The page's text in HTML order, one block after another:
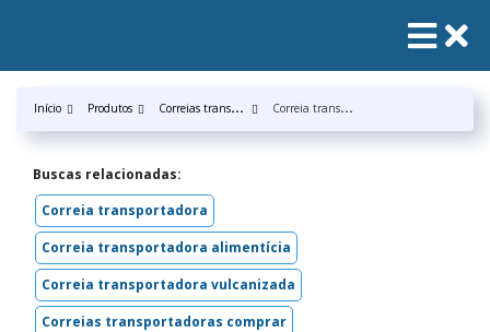
Início Produtos C
orreias transportadora C
orreia transportadora borracha
Buscas relacionadas:
Correia transportadora
Correia transportadora alimentícia
Correia transportadora vulcanizada
Correias transportadoras comprar